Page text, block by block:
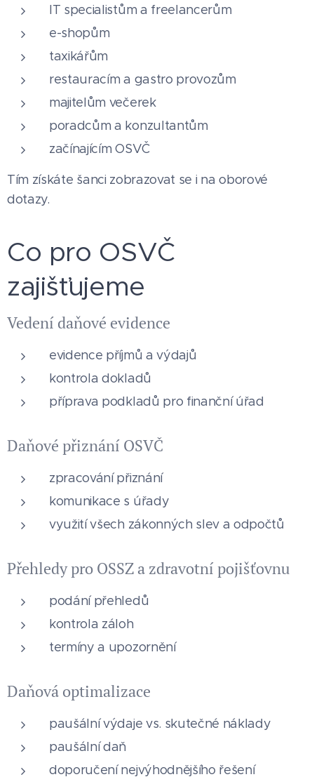
IT specialistům a freelancerům
e-shopům
taxikářům
restauracím a gastro provozům
majitelům večerek
poradcům a konzultantům
začínajícím OSVČ
Tím získáte šanci zobrazovat se i na oborové
dotazy.
Co pro OSVČ
zajišťujeme
Vedení daňové evidence
evidence příjmů a výdajů
kontrola dokladů
příprava podkladů pro finanční úřad
Daňové přiznání OSVČ
zpracování přiznání
komunikace s úřady
využití všech zákonných slev a odpočtů
Přehledy pro OSSZ a zdravotní pojišťovnu
podání přehledů
kontrola záloh
termíny a upozornění
Daňová optimalizace
paušální výdaje vs. skutečné náklady
paušální daň
doporučení nejvýhodnějšího řešení